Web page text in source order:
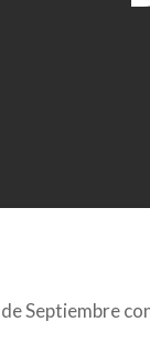
Septiembre